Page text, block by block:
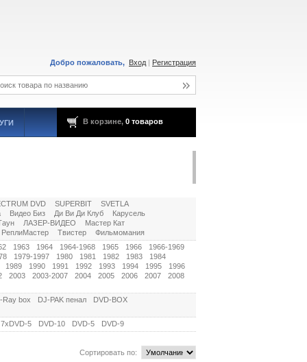
Добро пожаловать, Вход | Регистрация
В корзине, 0 товаров
DVD SUPERBIT
SVETLA
Видео Биз Ди Ви Ди Клуб
Карусель
ЛАЗЕР-ВИДЕО
Мастер Кат
РеплиМастер Твистер
Фильмомания
1963 1964 1964-1968 1965 1966
1966-1969
1979-1997 1980 1981 1982 1983
1984
1989 1990 1991 1992 1993 1994 1995
1996
2003 2003-2007 2004 2005 2006 2007
2008
Ray box DJ-PAK пенал
DVD-BOX
7xDVD-5 DVD-10 DVD-5 DVD-9
Сортировать по: